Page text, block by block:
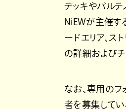
デッキやパルテ
NiEWが主催す
ードエリア、ス
の詳細およびチ
なお、専用のフ
者を募集してい